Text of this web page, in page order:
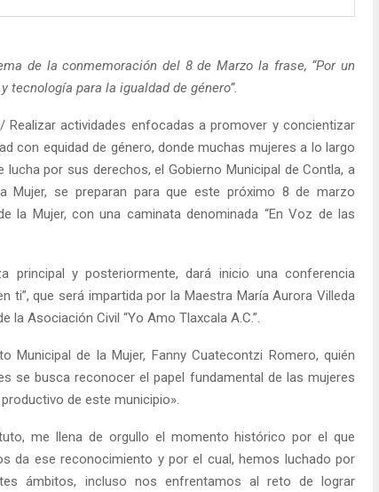
de la conmemoración del 8 de Marzo la frase, “Por un
para la igualdad de género”.
Realizar actividades enfocadas a promover y concientizar
con equidad de género, donde muchas mujeres a lo largo
lucha por sus derechos, el Gobierno Municipal de Contla, a
Mujer, se preparan para que este próximo 8 de marzo
la Mujer, con una caminata denominada “En Voz de las
principal y posteriormente, dará inicio una conferencia
ti”, que será impartida por la Maestra María Aurora Villeda
la Asociación Civil “Yo Amo Tlaxcala A.C.”.
de la Mujer, Fanny Cuatecontzi Romero, quién
se busca reconocer el papel fundamental de las mujeres
de este municipio».
me llena de orgullo el momento histórico por el que
da ese reconocimiento y por el cual, hemos luchado por
ámbitos, incluso nos enfrentamos al reto de lograr